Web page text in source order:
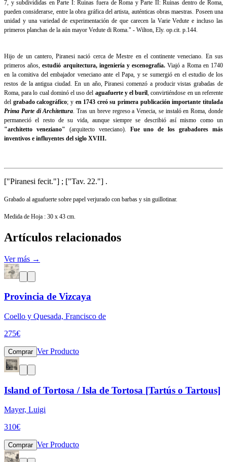
7, y subdivididas en Parte I: Ruinas fuera de Roma y Parte II: Ruinas dentro de Roma,
pueden considerarse, entre la obra gráfica del artista, auténticas obras maestras. Poseen una
unidad y una variedad de experimentación de que carecen la Varie Vedute e incluso las
primeros planchas de la aún mayor Vedute di Roma." - Wilton, Ely. op.cit. p.144.
Hijo de un cantero, Piranesi nació cerca de Mestre en el continente veneciano. En sus
primeros años,estudió arquitectura, ingeniería y escenografía. Viajó a Roma en 1740
en la comitiva del embajador veneciano ante el Papa, y se sumergió en el estudio de los
restos de la antigua ciudad. En un año, Piranesi comenzó a producir vistas grabadas de
Roma, para lo cual dominó el uso del aguafuerte y el buril , convirtiéndose en un referente
del grabado calcográfico; y en 1743 creó su primera publicación importante titulada
Prima Parte di Architettura . Tras un breve regreso a Venecia, se instaló en Roma, donde
permaneció el resto de su vida, aunque siempre se describió así mismo como un
"architetto veneziano" (arquitecto veneciano). Fue uno de los grabadores más
inventivos e influyentes del siglo XVIII.
["Piranesi fecit."] ; ["Tav. 22."] .
Grabado al aguafuerte sobre papel verjurado con barbas y sin guillotinar.
Medida de Hoja : 30 x 43 cm.
Artículos relacionados
Ver más →
Provincia de Vizcaya
Coello y Quesada, Francisco de
275€
Comprar Ver Producto
Island of Tortosa / Isla de Tortosa [Tartús o Tartous]
Mayer, Luigi
310€
Comprar Ver Producto